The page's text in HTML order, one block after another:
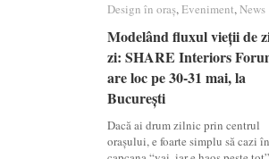
Design în oraș,Eveniment,News
Modelând fluxul vieții de
zi: SHARE Interiors
are loc pe 30-31 mai, la
București
Dacă ai drum zilnic prin centrul
orașului, e foarte simplu să cazi în
Design în oraș Eveniment News
Modelând fluxul vieții de
zi: SHARE Interiors
are loc pe 30-31 mai, la
București